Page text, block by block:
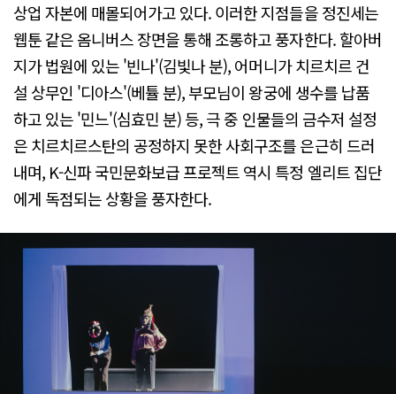
상업 자본에 매몰되어가고 있다. 이러한 지점들을 정진세는
웹툰 같은 옴니버스 장면을 통해 조롱하고 풍자한다. 할아버
지가 법원에 있는 '빈나'(김빛나 분), 어머니가 치르치르 건
설 상무인 '디아스'(베튤 분), 부모님이 왕궁에 생수를 납품
하고 있는 '민느'(심효민 분) 등, 극 중 인물들의 금수저 설정
은 치르치르스탄의 공정하지 못한 사회구조를 은근히 드러
내며, K-신파 국민문화보급 프로젝트 역시 특정 엘리트 집단
에게 독점되는 상황을 풍자한다.